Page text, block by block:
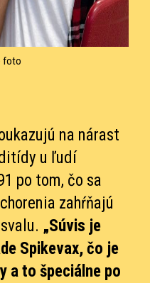
foto
na nárast
u ľudí
po tom, čo sa
zahŕňajú
„Súvis je
Spikevax, čo je
a to špeciálne po